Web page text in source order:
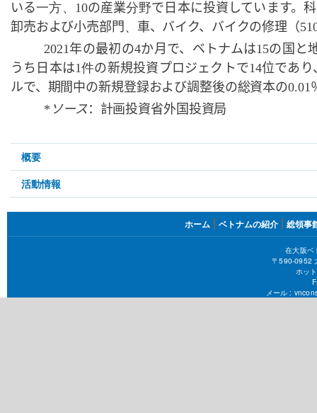
いる一方、 10の産業分野で日本に投資しています。
卸売および小売部門 、 車、バイク、バイクの修理（
2021年の最初の4か月で、ベトナムは15の国と
うち日本は1件の新規投資プロジェクトで14位であり
ルで、期間中の新規登録および調整後の総資本の0.01
* ソース ：計画投資省外国投資局
Submenu3
in
page
概要
活動情報
FOOTER
MENU
ホーム ベトナムの紹介 総領事
在大阪ベ
〒590-0952
ホッ
メール :